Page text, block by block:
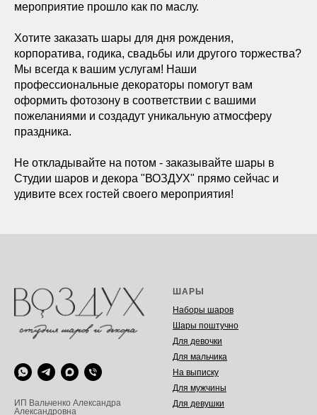
мероприятие прошло как по маслу.
Хотите заказать шары для дня рождения,
корпоратива, годика, свадьбы или другого торжества?
Мы всегда к вашим услугам! Наши
профессиональные декораторы помогут вам
оформить фотозону в соответствии с вашими
пожеланиями и создадут уникальную атмосферу
праздника.
Не откладывайте на потом - заказывайте шары в
Студии шаров и декора "ВОЗДУХ" прямо сейчас и
удивите всех гостей своего мероприятия!
ИП Вальченко Александра
Александровна
ШАРЫ
Наборы шаров
Шары поштучно
Для девочки
Для мальчика
На выписку
Для мужчины
Для девушки